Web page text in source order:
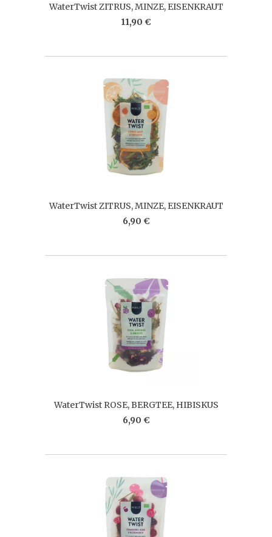
WaterTwist ZITRUS, MINZE, EISENKRAUT
11,90 €
WaterTwist ZITRUS, MINZE, EISENKRAUT
6,90 €
WaterTwist ROSE, BERGTEE, HIBISKUS
6,90 €